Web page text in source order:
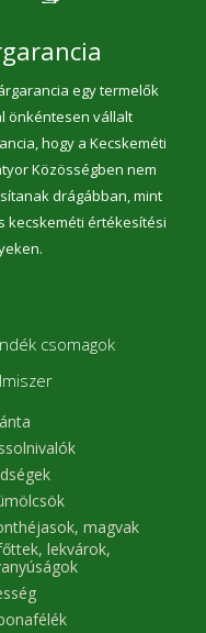
egy termelők
önkéntesen vállalt
hogy a Kecskeméti
Közösségben nem
drágábban, mint
kecskeméti értékesítési
csomagok
magvak
lekvárok,